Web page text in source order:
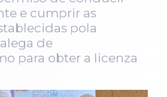
e cumprir as
pola
de
para obter a licenza